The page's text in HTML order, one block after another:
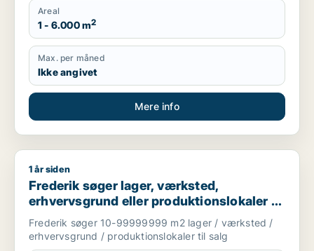
Areal
1 - 6.000 m2
Max. per måned
Ikke angivet
Mere info
Frederik søger lager, værksted, erhvervsgrund eller
1 år siden
Frederik søger lager, værksted,
erhvervsgrund eller produktionslokaler til
salg i Holstebro, Thisted eller Skive m.fl.
Frederik søger 10-99999999 m2 lager / værksted /
erhvervsgrund / produktionslokaler til salg